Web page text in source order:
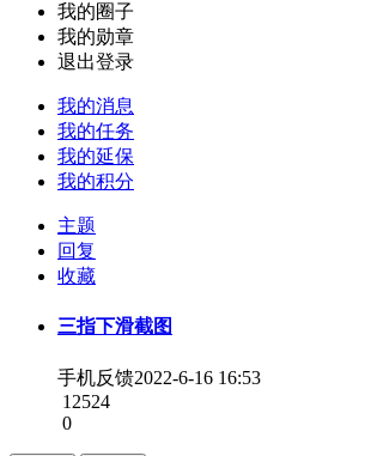
我的圈子
我的勋章
退出登录
我的消息
我的任务
我的延保
我的积分
主题
回复
收藏
三指下滑截图
手机反馈2022-6-16 16:53
12524
0